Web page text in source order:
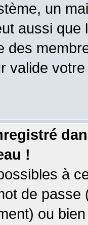
un
aussi
des
valide
!
à
de
ou